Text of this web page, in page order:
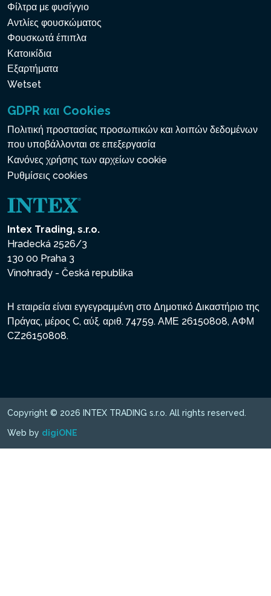
Φίλτρα με φυσίγγιο
Αντλίες φουσκώματος
Φουσκωτά έπιπλα
Κατοικίδια
Εξαρτήματα
Wetset
GDPR και Cookies
Πολιτική προστασίας προσωπικών και λοιπών δεδομένων
που υποβάλλονται σε επεξεργασία
Κανόνες χρήσης των αρχείων cookie
Ρυθμίσεις cookies
Intex Trading, s.r.o.
Hradecká 2526/3
130 00 Praha 3
Vinohrady - Česká republika
Η εταιρεία είναι εγγεγραμμένη στο Δημοτικό Δικαστήριο της
Πράγας, μέρος C, αύξ. αριθ. 74759. ΑΜΕ 26150808, ΑΦΜ
CZ26150808.
Copyright © 2026 INTEX TRADING s.r.o. All rights reserved.
Web by digiONE